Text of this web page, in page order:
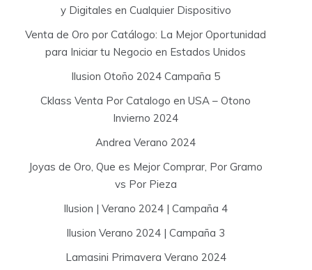
y Digitales en Cualquier Dispositivo
Venta de Oro por Catálogo: La Mejor Oportunidad
para Iniciar tu Negocio en Estados Unidos
Ilusion Otoño 2024 Campaña 5
Cklass Venta Por Catalogo en USA – Otono
Invierno 2024
Andrea Verano 2024
Joyas de Oro, Que es Mejor Comprar, Por Gramo
vs Por Pieza
Ilusion | Verano 2024 | Campaña 4
Ilusion Verano 2024 | Campaña 3
Lamasini Primavera Verano 2024